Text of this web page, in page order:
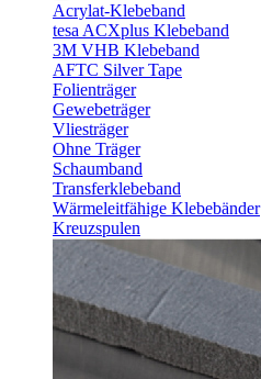
Acrylat-Klebeband
tesa ACXplus Klebeband
3M VHB Klebeband
AFTC Silver Tape
Folienträger
Gewebeträger
Vliesträger
Ohne Träger
Schaumband
Transferklebeband
Wärmeleitfähige Klebebänder
Kreuzspulen